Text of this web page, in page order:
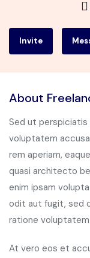
Invite
About
Sed ut
voluptatem
rem aperiam,
quasi architecto
enim ipsam
odit aut fugit, sed
ratione
At vero eos et